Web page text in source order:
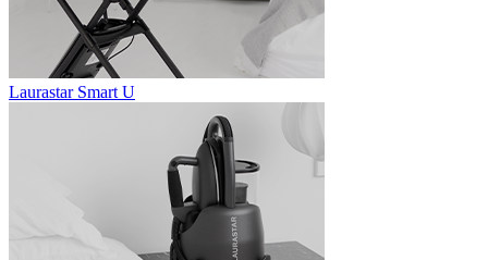
Laurastar Smart U